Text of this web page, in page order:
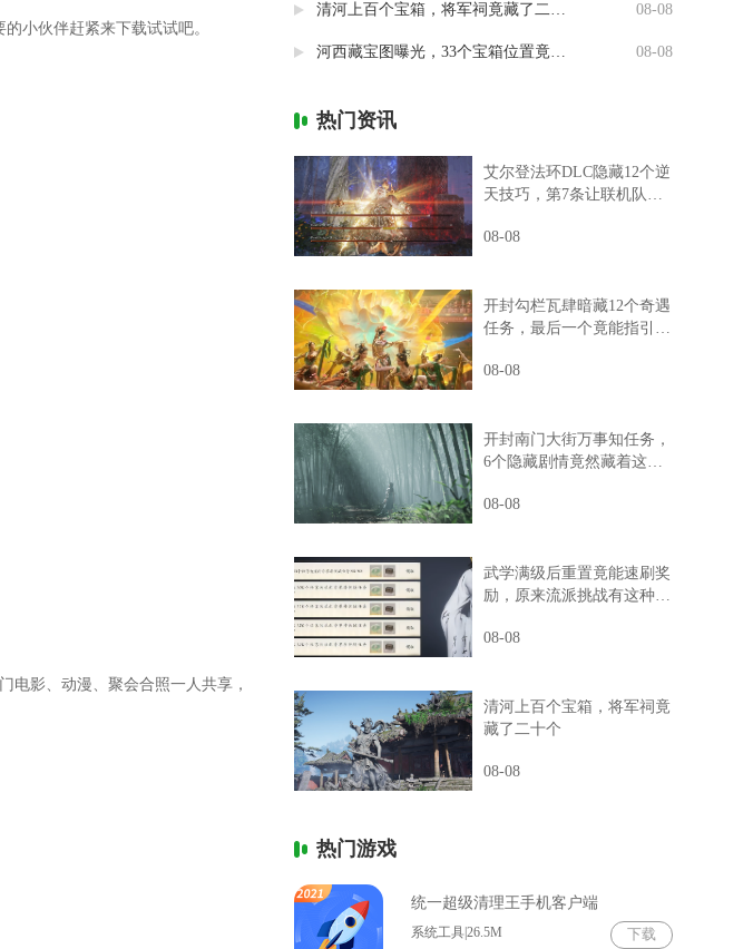
小伙伴赶紧来下载试试吧。
电影、动漫、聚会合照一人共享，
清河上百个宝箱，将军祠竟藏了二十个 08-08
河西藏宝图曝光，33个宝箱位置竟然暗藏玄机 08-08
热门资讯
艾尔登法环DLC隐藏12个逆
天技巧，第7条让联机队友
08-08
开封勾栏瓦肆暗藏12个奇遇
任务，最后一个竟能指引人
08-08
开封南门大街万事知任务，
6个隐藏剧情竟然藏着这样
08-08
武学满级后重置竟能速刷奖
励，原来流派挑战有这种捷
08-08
清河上百个宝箱，将军祠竟
藏了二十个
08-08
热门游戏
统一超级清理王手机客户端
系统工具|26.5M 下载